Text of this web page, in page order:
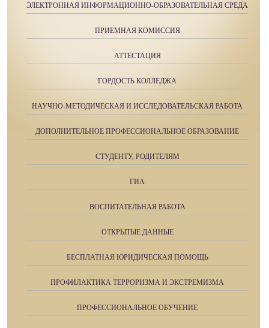
ЭЛЕКТРОННАЯ ИНФОРМАЦИОННО-ОБРАЗОВАТЕЛЬНАЯ СРЕДА
ПРИЕМНАЯ КОМИССИЯ
АТТЕСТАЦИЯ
ГОРДОСТЬ КОЛЛЕДЖА
НАУЧНО-МЕТОДИЧЕСКАЯ И ИССЛЕДОВАТЕЛЬСКАЯ РАБОТА
ДОПОЛНИТЕЛЬНОЕ ПРОФЕССИОНАЛЬНОЕ ОБРАЗОВАНИЕ
СТУДЕНТУ, РОДИТЕЛЯМ
ГИА
ВОСПИТАТЕЛЬНАЯ РАБОТА
ОТКРЫТЫЕ ДАННЫЕ
БЕСПЛАТНАЯ ЮРИДИЧЕСКАЯ ПОМОЩЬ
ПРОФИЛАКТИКА ТЕРРОРИЗМА И ЭКСТРЕМИЗМА
ПРОФЕССИОНАЛЬНОЕ ОБУЧЕНИЕ